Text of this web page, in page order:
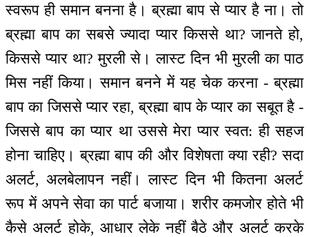
स्वरूप ही समान बनना है। ब्रह्मा बाप से प्यार है ना। तो
ब्रह्मा बाप का सबसे ज्यादा प्यार किससे था? जानते हो,
किससे प्यार था? मुरली से। लास्ट दिन भी मुरली का पाठ
मिस नहीं किया। समान बनने में यह चेक करना - ब्रह्मा
बाप का जिससे प्यार रहा, ब्रह्मा बाप के प्यार का सबूत है -
जिससे बाप का प्यार था उससे मेरा प्यार स्वत: ही सहज
होना चाहिए। ब्रह्मा बाप की और विशेषता क्या रही? सदा
अलर्ट, अलबेलापन नहीं। लास्ट दिन भी कितना अलर्ट
रूप में अपने सेवा का पार्ट बजाया। शरीर कमजोर होते भी
कैसे अलर्ट होके, आधार लेके नहीं बैठे और अलर्ट करके